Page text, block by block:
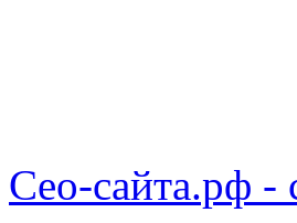
Сео-сайта.рф -